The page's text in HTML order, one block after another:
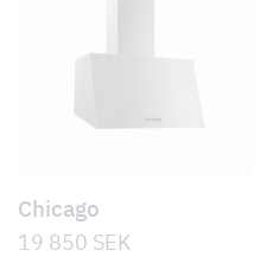
Chicago
19 850 SEK